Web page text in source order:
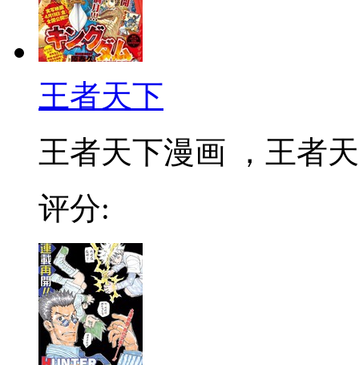
王者天下
王者天下漫画 ，王者
评分: